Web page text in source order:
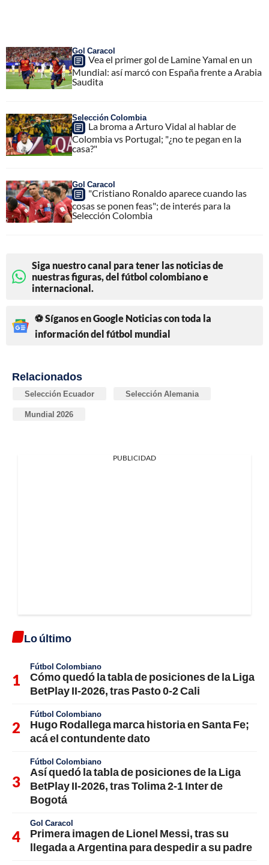
Gol Caracol
Vea el primer gol de Lamine Yamal en un
Mundial: así marcó con España frente a Arabia
Saudita
Selección Colombia
La broma a Arturo Vidal al hablar de
Colombia vs Portugal; "¿no te pegan en la
casa?"
Gol Caracol
"Cristiano Ronaldo aparece cuando las
cosas se ponen feas"; de interés para la
Selección Colombia
Siga nuestro canal para tener las noticias de
nuestras figuras, del fútbol colombiano e
internacional.
⚽ Síganos en Google Noticias con toda la
información del fútbol mundial
Relacionados
Selección Ecuador Selección Alemania
Mundial 2026
PUBLICIDAD
Lo último
Fútbol Colombiano
Cómo quedó la tabla de posiciones de la Liga
BetPlay II-2026, tras Pasto 0-2 Cali
Fútbol Colombiano
Hugo Rodallega marca historia en Santa Fe;
acá el contundente dato
Fútbol Colombiano
Así quedó la tabla de posiciones de la Liga
BetPlay II-2026, tras Tolima 2-1 Inter de
Bogotá
Gol Caracol
Primera imagen de Lionel Messi, tras su
llegada a Argentina para despedir a su padre